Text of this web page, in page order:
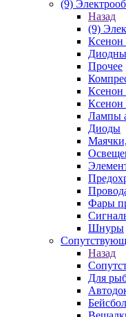
(9)
Назад
(9)
Ксенон
Прочее
Ксенон
Лампы
Диоды
Фары
Шнуры
Назад
Для